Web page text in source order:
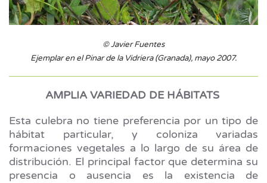
© Javier Fuentes
Ejemplar en el Pinar de la Vidriera (Granada), mayo 2007.
AMPLIA VARIEDAD DE HÁBITATS
Esta culebra no tiene preferencia por un tipo de
hábitat particular, y coloniza variadas
formaciones vegetales a lo largo de su área de
distribución. El principal factor que determina su
presencia o ausencia es la existencia de